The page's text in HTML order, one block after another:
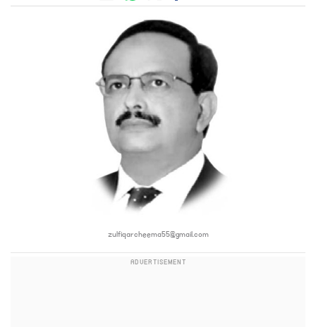
zulfiqarcheema55@gmail.com